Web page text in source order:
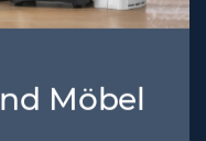
Möbel